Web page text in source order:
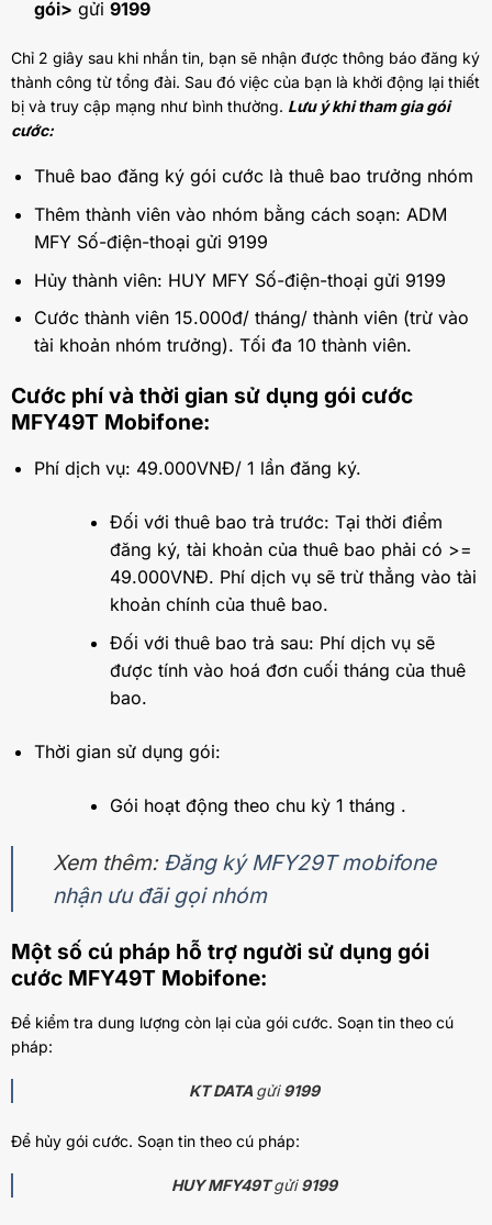
gói> gửi 9199
Chỉ 2 giây sau khi nhắn tin, bạn sẽ nhận được thông báo đăng ký
thành công từ tổng đài. Sau đó việc của bạn là khởi động lại thiết
bị và truy cập mạng như bình thường. Lưu ý khi tham gia gói
cước:
Thuê bao đăng ký gói cước là thuê bao trưởng nhóm
Thêm thành viên vào nhóm bằng cách soạn: ADM
MFY Số-điện-thoại gửi 9199
Hủy thành viên: HUY MFY Số-điện-thoại gửi 9199
Cước thành viên 15.000đ/ tháng/ thành viên (trừ vào
tài khoản nhóm trưởng). Tối đa 10 thành viên.
Cước phí và thời gian sử dụng gói cước
MFY49T Mobifone:
Phí dịch vụ: 49.000VNĐ/ 1 lần đăng ký.
Đối với thuê bao trả trước: Tại thời điểm
đăng ký, tài khoản của thuê bao phải có >=
49.000VNĐ. Phí dịch vụ sẽ trừ thẳng vào tài
khoản chính của thuê bao.
Đối với thuê bao trả sau: Phí dịch vụ sẽ
được tính vào hoá đơn cuối tháng của thuê
bao.
Thời gian sử dụng gói:
Gói hoạt động theo chu kỳ 1 tháng .
Xem thêm: Đăng ký MFY29T mobifone
nhận ưu đãi gọi nhóm
Một số cú pháp hỗ trợ người sử dụng gói
cước MFY49T Mobifone:
Để kiểm tra dung lượng còn lại của gói cước. Soạn tin theo cú
pháp:
KT DATA gửi9199
Để hủy gói cước. Soạn tin theo cú pháp:
HUY MFY49Tgửi9199